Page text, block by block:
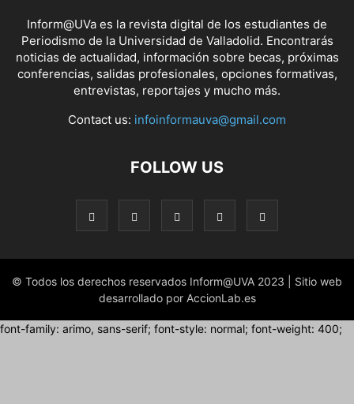
Inform@UVa es la revista digital de los estudiantes de
Periodismo de la Universidad de Valladolid. Encontrarás
noticias de actualidad, información sobre becas, próximas
conferencias, salidas profesionales, opciones formativas,
entrevistas, reportajes y mucho más.
Contact us: infoinformauva@gmail.com
FOLLOW US
© Todos los derechos reservados Inform@UVA 2023 | Sitio web
desarrollado por AccionLab.es
font-family: arimo, sans-serif; font-style: normal; font-weight: 400;